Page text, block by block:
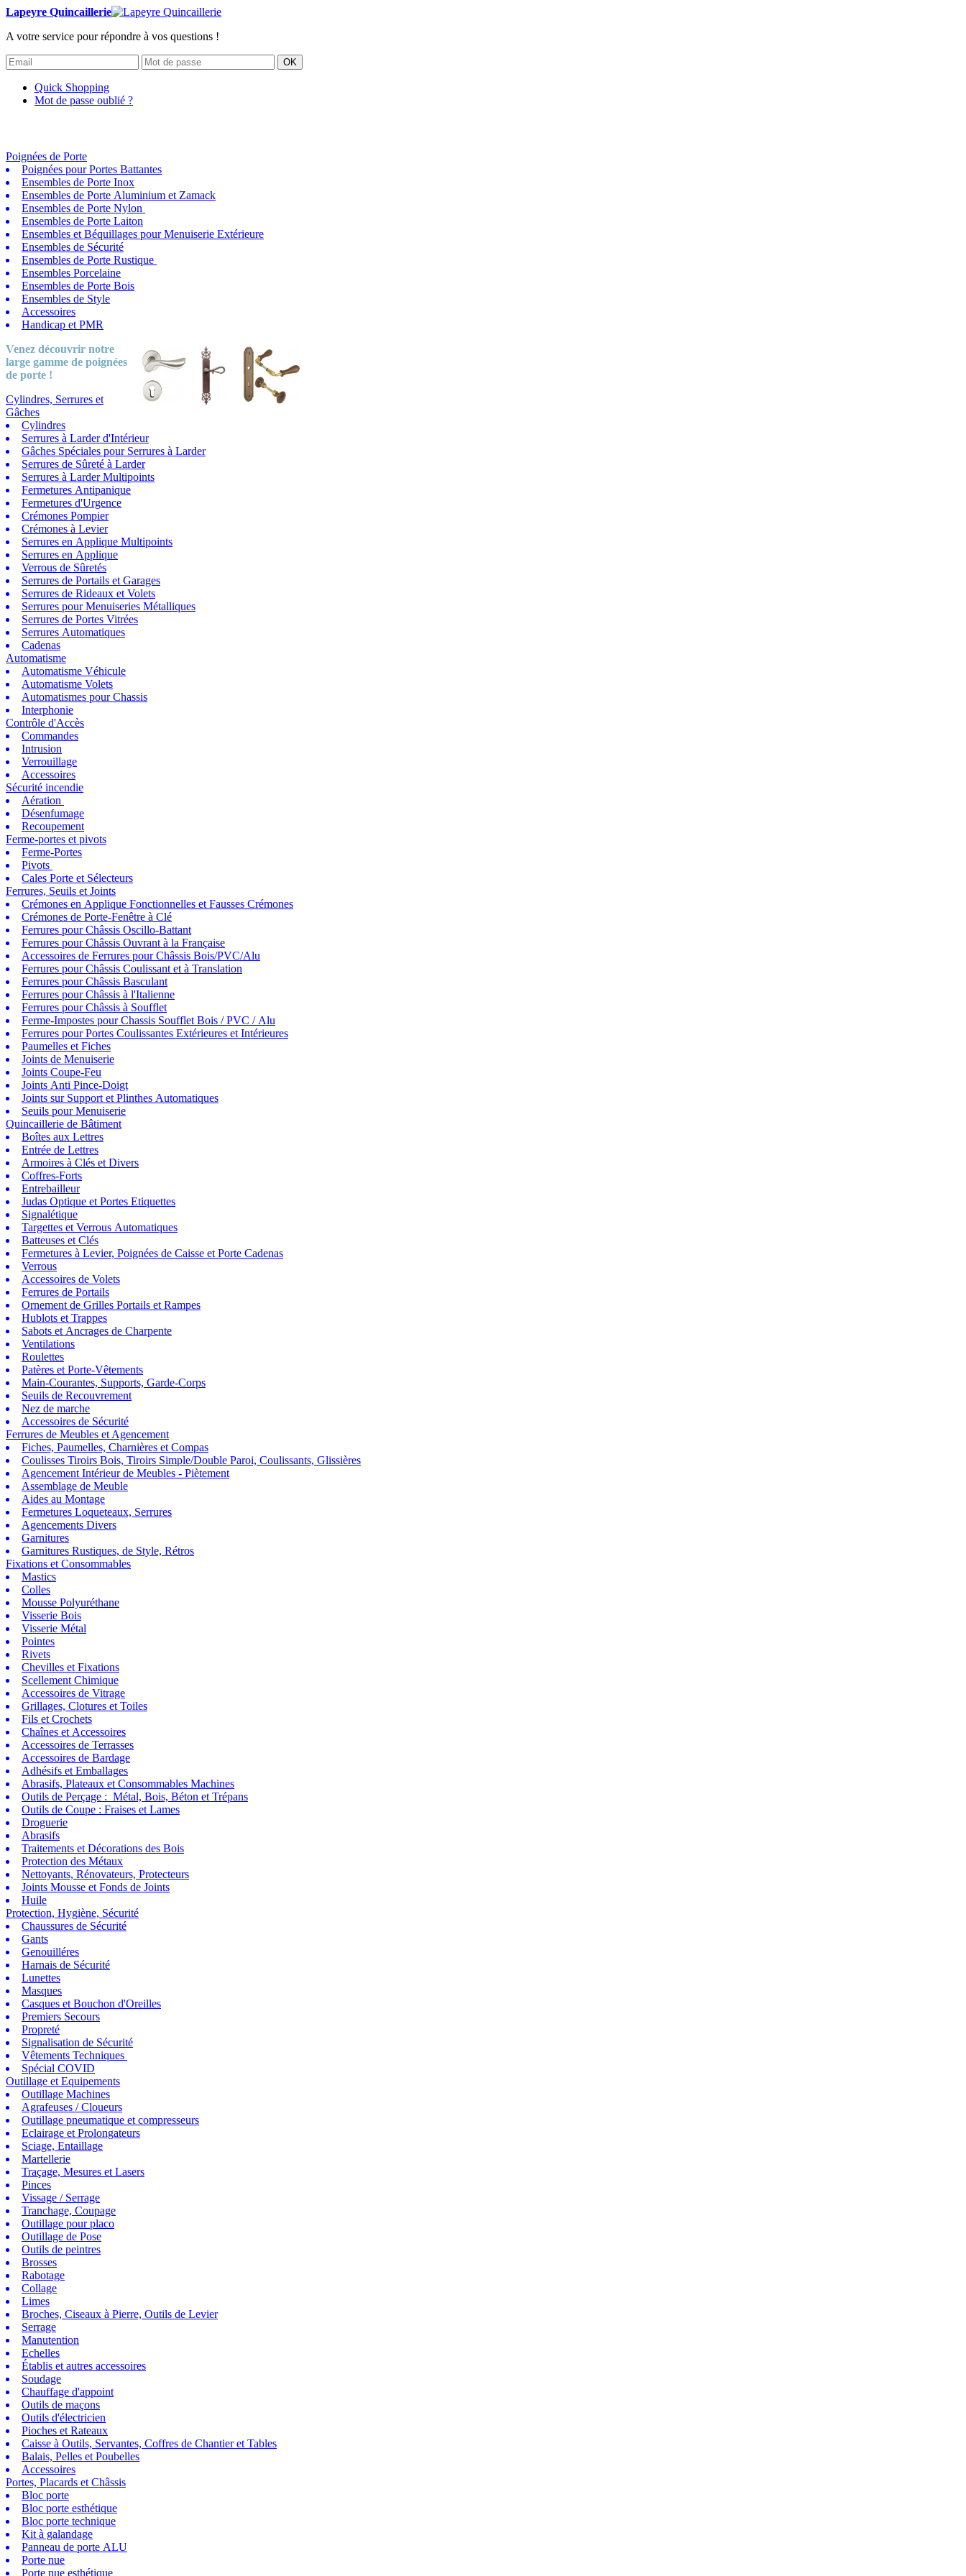
Lapeyre Quincaillerie
A votre service pour répondre à vos questions !
OK
Quick Shopping
Mot de passe oublié ?
Poignées de Porte
Poignées pour Portes Battantes
Ensembles de Porte Inox
Ensembles de Porte Aluminium et Zamack
Ensembles de Porte Nylon
Ensembles de Porte Laiton
Ensembles et Béquillages pour Menuiserie Extérieure
Ensembles de Sécurité
Ensembles de Porte Rustique
Ensembles Porcelaine
Ensembles de Porte Bois
Ensembles de Style
Accessoires
Handicap et PMR
Venez découvrir notre
large gamme de poignées
de porte !
Cylindres, Serrures et
Gâches
Cylindres
Serrures à Larder d'Intérieur
Gâches Spéciales pour Serrures à Larder
Serrures de Sûreté à Larder
Serrures à Larder Multipoints
Fermetures Antipanique
Fermetures d'Urgence
Crémones Pompier
Crémones à Levier
Serrures en Applique Multipoints
Serrures en Applique
Verrous de Sûretés
Serrures de Portails et Garages
Serrures de Rideaux et Volets
Serrures pour Menuiseries Métalliques
Serrures de Portes Vitrées
Serrures Automatiques
Cadenas
Automatisme
Automatisme Véhicule
Automatisme Volets
Automatismes pour Chassis
Interphonie
Contrôle d'Accès
Commandes
Intrusion
Verrouillage
Accessoires
Sécurité incendie
Aération
Désenfumage
Recoupement
Ferme-portes et pivots
Ferme-Portes
Pivots
Cales Porte et Sélecteurs
Ferrures, Seuils et Joints
Crémones en Applique Fonctionnelles et Fausses Crémones
Crémones de Porte-Fenêtre à Clé
Ferrures pour Châssis Oscillo-Battant
Ferrures pour Châssis Ouvrant à la Française
Accessoires de Ferrures pour Châssis Bois/PVC/Alu
Ferrures pour Châssis Coulissant et à Translation
Ferrures pour Châssis Basculant
Ferrures pour Châssis à l'Italienne
Ferrures pour Châssis à Soufflet
Ferme-Impostes pour Chassis Soufflet Bois / PVC / Alu
Ferrures pour Portes Coulissantes Extérieures et Intérieures
Paumelles et Fiches
Joints de Menuiserie
Joints Coupe-Feu
Joints Anti Pince-Doigt
Joints sur Support et Plinthes Automatiques
Seuils pour Menuiserie
Quincaillerie de Bâtiment
Boîtes aux Lettres
Entrée de Lettres
Armoires à Clés et Divers
Coffres-Forts
Entrebailleur
Judas Optique et Portes Etiquettes
Signalétique
Targettes et Verrous Automatiques
Batteuses et Clés
Fermetures à Levier, Poignées de Caisse et Porte Cadenas
Verrous
Accessoires de Volets
Ferrures de Portails
Ornement de Grilles Portails et Rampes
Hublots et Trappes
Sabots et Ancrages de Charpente
Ventilations
Roulettes
Patères et Porte-Vêtements
Main-Courantes, Supports, Garde-Corps
Seuils de Recouvrement
Nez de marche
Accessoires de Sécurité
Ferrures de Meubles et Agencement
Fiches, Paumelles, Charnières et Compas
Coulisses Tiroirs Bois, Tiroirs Simple/Double Paroi, Coulissants, Glissières
Agencement Intérieur de Meubles - Piètement
Assemblage de Meuble
Aides au Montage
Fermetures Loqueteaux, Serrures
Agencements Divers
Garnitures
Garnitures Rustiques, de Style, Rétros
Fixations et Consommables
Mastics
Colles
Mousse Polyuréthane
Visserie Bois
Visserie Métal
Pointes
Rivets
Chevilles et Fixations
Scellement Chimique
Accessoires de Vitrage
Grillages, Clotures et Toiles
Fils et Crochets
Chaînes et Accessoires
Accessoires de Terrasses
Accessoires de Bardage
Adhésifs et Emballages
Abrasifs, Plateaux et Consommables Machines
Outils de Perçage : Métal, Bois, Béton et Trépans
Outils de Coupe : Fraises et Lames
Droguerie
Abrasifs
Traitements et Décorations des Bois
Protection des Métaux
Nettoyants, Rénovateurs, Protecteurs
Joints Mousse et Fonds de Joints
Huile
Protection, Hygiène, Sécurité
Chaussures de Sécurité
Gants
Genouilléres
Harnais de Sécurité
Lunettes
Masques
Casques et Bouchon d'Oreilles
Premiers Secours
Propreté
Signalisation de Sécurité
Vêtements Techniques
Spécial COVID
Outillage et Equipements
Outillage Machines
Agrafeuses / Cloueurs
Outillage pneumatique et compresseurs
Eclairage et Prolongateurs
Sciage, Entaillage
Martellerie
Traçage, Mesures et Lasers
Pinces
Vissage / Serrage
Tranchage, Coupage
Outillage pour placo
Outillage de Pose
Outils de peintres
Brosses
Rabotage
Collage
Limes
Broches, Ciseaux à Pierre, Outils de Levier
Serrage
Manutention
Echelles
Établis et autres accessoires
Soudage
Chauffage d'appoint
Outils de maçons
Outils d'électricien
Pioches et Rateaux
Caisse à Outils, Servantes, Coffres de Chantier et Tables
Balais, Pelles et Poubelles
Accessoires
Portes, Placards et Châssis
Bloc porte
Bloc porte esthétique
Bloc porte technique
Kit à galandage
Panneau de porte ALU
Porte nue
Porte nue esthétique